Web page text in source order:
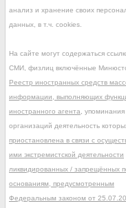
анализ и хранение своих
данных, в т.ч. cookies.
На сайте могут содержаться
СМИ, физлиц включённые
Реестр иностранных средств
информации, выполняющих
иностранного агента , упоминания
организаций деятельность
приостановлена в связи с
ими экстремистской деятельности
ликвидированных / запрещённых
основаниям, предусмотренным
Федеральным законом от